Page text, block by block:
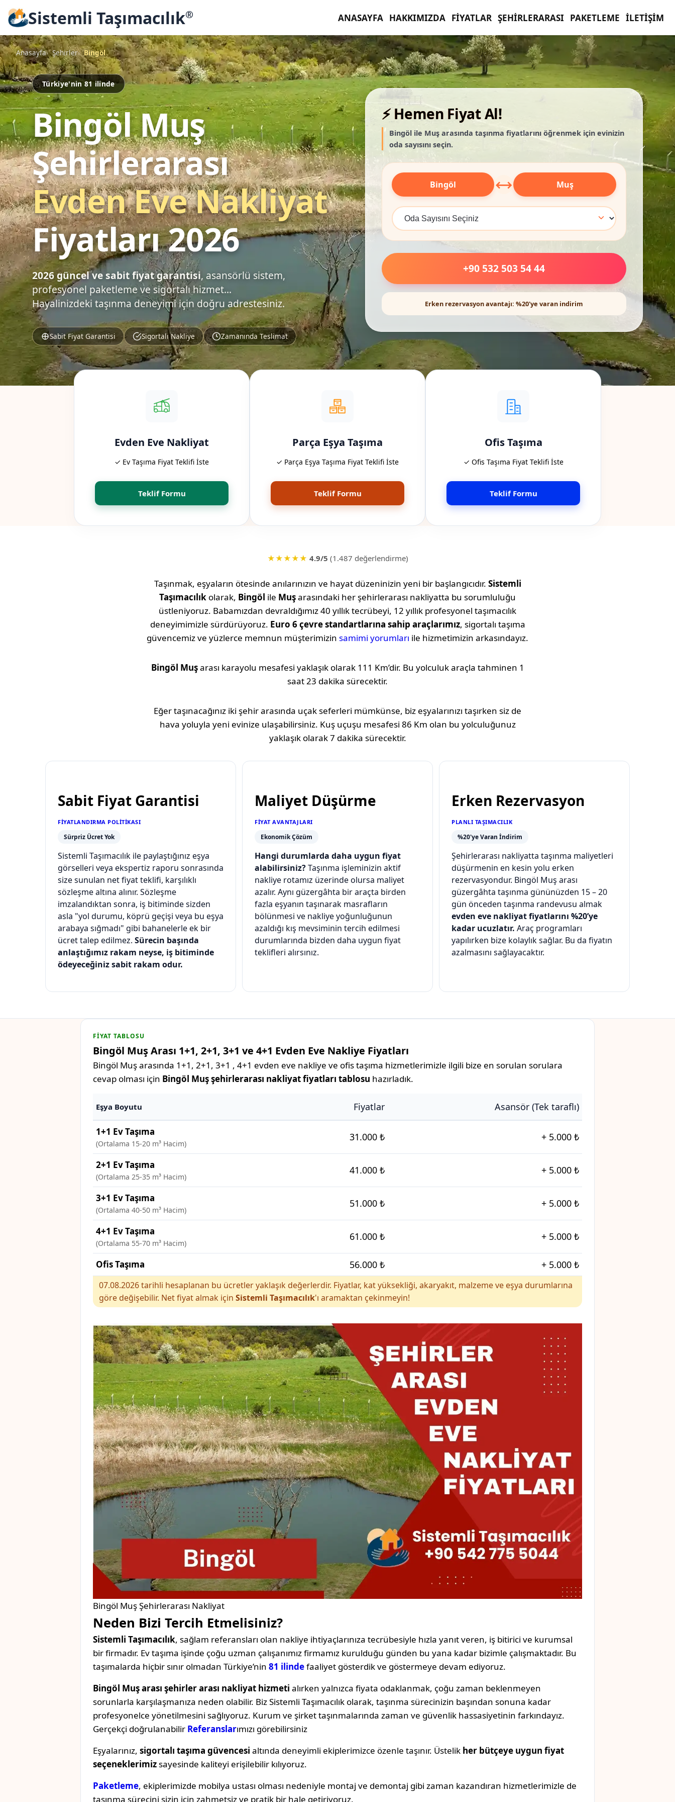
Sistemli Taşımacılık® ANASAYFA HAKKIMIZDA FIYATLAR ŞEHIRLERARASI PAKETLEME İLETIŞIM
Anasayfa Şehirler Bingöl
Türkiye'nin 81 ilinde
Bingöl Muş
Şehirlerarası
Evden Eve Nakliyat
Fiyatları 2026
2026 güncel ve sabit fiyat garantisi, asansörlü sistem,
profesyonel paketleme ve sigortalı hizmet...
Hayalinizdeki taşınma deneyimi için doğru adrestesiniz.
Sabit Fiyat Garantisi Sigortalı Nakliye Zamanında Teslimat
⚡ Hemen Fiyat Al!
Bingöl ile Muş arasında taşınma fiyatlarını öğrenmek için evinizin
oda sayısını seçin.
Bingöl ⟷ Muş
+90 532 503 54 44
Erken rezervasyon avantajı: %20'ye varan indirim
Evden Eve Nakliyat
✓ Ev Taşıma Fiyat Teklifi İste
Teklif Formu
Parça Eşya Taşıma
✓ Parça Eşya Taşıma Fiyat Teklifi İste
Teklif Formu
Ofis Taşıma
✓ Ofis Taşıma Fiyat Teklifi İste
Teklif Formu
★★★★★ 4.9/5 (1.487 değerlendirme)
Taşınmak, eşyaların ötesinde anılarınızın ve hayat düzeninizin yeni bir başlangıcıdır. Sistemli
Taşımacılık olarak, Bingöl ile Muşarasındaki her şehirlerarası nakliyatta bu sorumluluğu
üstleniyoruz. Babamızdan devraldığımız 40 yıllık tecrübeyi, 12 yıllık profesyonel taşımacılık
deneyimimizle sürdürüyoruz. Euro 6 çevre standartlarına sahip araçlarımız, sigortalı taşıma
güvencemiz ve yüzlerce memnun müşterimizin samimi yorumları ile hizmetimizin arkasındayız.
Bingöl Muşarası karayolu mesafesi yaklaşık olarak 111 Km’dir. Bu yolculuk araçla tahminen 1
saat 23 dakika sürecektir.
Eğer taşınacağınız iki şehir arasında uçak seferleri mümkünse, biz eşyalarınızı taşırken siz de
hava yoluyla yeni evinize ulaşabilirsiniz. Kuş uçuşu mesafesi 86 Km olan bu yolculuğunuz
yaklaşık olarak7 dakika sürecektir.
Sabit Fiyat Garantisi
FIYATLANDIRMA POLITIKASI
Sürpriz Ücret Yok
Sistemli Taşımacılık ile paylaştığınız eşya
görselleri veya ekspertiz raporu sonrasında
size sunulan net fiyat teklifi, karşılıklı
sözleşme altına alınır. Sözleşme
imzalandıktan sonra, iş bitiminde sizden
asla "yol durumu, köprü geçişi veya bu eşya
arabaya sığmadı" gibi bahanelerle ek bir
ücret talep edilmez. Sürecin başında
anlaştığımız rakam neyse, iş bitiminde
ödeyeceğiniz sabit rakam odur.
Maliyet Düşürme
FIYAT AVANTAJLARI
Ekonomik Çözüm
Hangi durumlarda daha uygun fiyat
alabilirsiniz?Taşınma işleminizin aktif
nakliye rotamız üzerinde olursa maliyet
azalır. Aynı güzergâhta bir araçta birden
fazla eşyanın taşınarak masrafların
bölünmesi ve nakliye yoğunluğunun
azaldığı kış mevsiminin tercih edilmesi
durumlarında bizden daha uygun fiyat
teklifleri alırsınız.
Erken Rezervasyon
PLANLI TAŞIMACILIK
%20'ye Varan İndirim
Şehirlerarası nakliyatta taşınma maliyetleri
düşürmenin en kesin yolu erken
rezervasyondur. Bingöl Muş arası
güzergâhta taşınma gününüzden 15 – 20
gün önceden taşınma randevusu almak
evden eve nakliyat fiyatlarını %20’ye
kadar ucuzlatır. Araç programları
yapılırken bize kolaylık sağlar. Bu da fiyatın
azalmasını sağlayacaktır.
FIYAT TABLOSU
Bingöl Muş Arası 1+1, 2+1, 3+1 ve 4+1 Evden Eve Nakliye Fiyatları
Bingöl Muş arasında 1+1, 2+1, 3+1 , 4+1 evden eve nakliye ve ofis taşıma hizmetlerimizle ilgili bize en sorulan sorulara
cevap olması için Bingöl Muş şehirlerarası nakliyat fiyatları tablosu hazırladık.
Eşya Boyutu Fiyatlar Asansör (Tek taraflı)
1+1 Ev Taşıma
(Ortalama 15-20 m³ Hacim)
31.000 ₺ + 5.000 ₺
2+1 Ev Taşıma
(Ortalama 25-35 m³ Hacim)
41.000 ₺ + 5.000 ₺
3+1 Ev Taşıma
(Ortalama 40-50 m³ Hacim)
51.000 ₺ + 5.000 ₺
4+1 Ev Taşıma
(Ortalama 55-70 m³ Hacim)
61.000 ₺ + 5.000 ₺
Ofis Taşıma 56.000 ₺ + 5.000 ₺
07.08.2026 tarihli hesaplanan bu ücretler yaklaşık değerlerdir. Fiyatlar, kat yüksekliği, akaryakıt, malzeme ve eşya durumlarına
göre değişebilir. Net fiyat almak için Sistemli Taşımacılık'ı aramaktan çekinmeyin!
Bingöl Muş Şehirlerarası Nakliyat
Neden Bizi Tercih Etmelisiniz?
Sistemli Taşımacılık, sağlam referansları olan nakliye ihtiyaçlarınıza tecrübesiyle hızla yanıt veren, iş bitirici ve kurumsal
bir firmadır. Ev taşıma işinde çoğu uzman çalışanımız firmamız kurulduğu günden bu yana kadar bizimle çalışmaktadır. Bu
taşımalarda hiçbir sınır olmadan Türkiye’nin 81 ilindefaaliyet gösterdik ve göstermeye devam ediyoruz.
Bingöl Muş arası şehirler arası nakliyat hizmeti alırken yalnızca fiyata odaklanmak, çoğu zaman beklenmeyen
sorunlarla karşılaşmanıza neden olabilir. Biz Sistemli Taşımacılık olarak, taşınma sürecinizin başından sonuna kadar
profesyonelce yönetilmesini sağlıyoruz. Kurum ve şirket taşınmalarında zaman ve güvenlik hassasiyetinin farkındayız.
Gerçekçi doğrulanabilir Referanslarımızı görebilirsiniz
Eşyalarınız, sigortalı taşıma güvencesi altında deneyimli ekiplerimizce özenle taşınır. Üstelik her bütçeye uygun fiyat
seçeneklerimizsayesinde kaliteyi erişilebilir kılıyoruz.
Paketleme, ekiplerimizde mobilya ustası olması nedeniyle montaj ve demontaj gibi zaman kazandıran hizmetlerimizle de
taşınma sürecini sizin için zahmetsiz ve pratik bir hale getiriyoruz.